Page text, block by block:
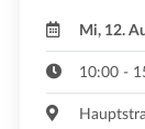
Mi, 12.
10:00 -